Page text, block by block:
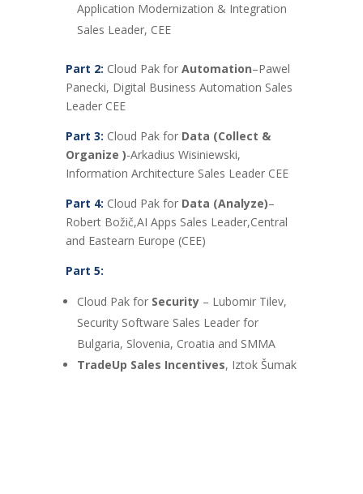
Application Modernization & Integration
Sales Leader, CEE
Part 2: Cloud Pak for Automation–Pawel
Panecki, Digital Business Automation Sales
Leader CEE
Part 3: Cloud Pak for Data (Collect &
Organize )-Arkadius Wisiniewski,
Information Architecture Sales Leader CEE
Part 4: Cloud Pak for Data (Analyze)–
Robert Božič,AI Apps Sales Leader,Central
and Eastearn Europe (CEE)
Part 5:
Cloud Pak for Security– Lubomir Tilev,
Security Software Sales Leader for
Bulgaria, Slovenia, Croatia and SMMA
TradeUp Sales Incentives, Iztok Šumak